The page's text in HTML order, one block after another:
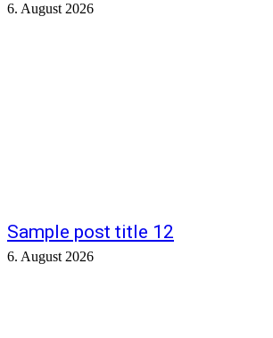
6. August 2026
Sample post title 12
6. August 2026